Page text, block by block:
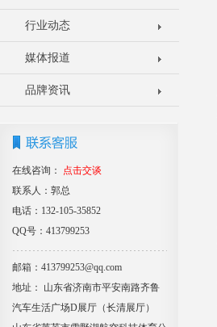
行业动态
媒体报道
品牌资讯
在线咨询：
点击交谈
联系人：郭总
电话：132-105-35852
QQ号：413799253
邮箱：413799253@qq.com
地址： 山东省济南市平安南路齐鲁
汽车生活广场D展厅（长清展厅）